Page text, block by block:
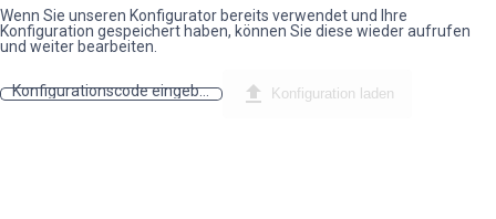
Wenn Sie unseren Konfigurator bereits verwendet und Ihre
Konfiguration gespeichert haben, können Sie diese wieder aufrufen
und weiter bearbeiten.
Konfigurationscode eingeben file_upload Konfiguration laden